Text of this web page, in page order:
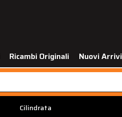
Ricambi Originali Nuovi Arrivi
Cilindrata